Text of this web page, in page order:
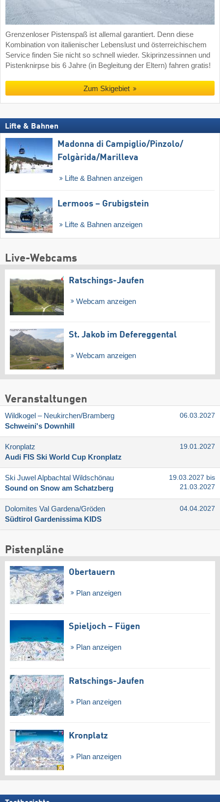
Grenzenloser Pistenspaß ist allemal garantiert. Denn diese
Kombination von italienischer Lebenslust und österreichischem
Service finden Sie nicht so schnell wieder. Skiprinzessinnen und
Pistenknirpse bis 6 Jahre (in Begleitung der Eltern) fahren gratis!
Zum Skigebiet
Lifte & Bahnen
Madonna di Campiglio/​Pinzolo/​
Folgàrida/​Marilleva
Lifte & Bahnen anzeigen
Lermoos – Grubigstein
Lifte & Bahnen anzeigen
Live-Webcams
Ratschings-Jaufen
Webcam anzeigen
St. Jakob im Defereggental
Webcam anzeigen
Veranstaltungen
Wildkogel – Neukirchen/​Bramberg
Schweini's Downhill
06.03.2027
Kronplatz
Audi FIS Ski World Cup Kronplatz
19.01.2027
Ski Juwel Alpbachtal Wildschönau
Sound on Snow am Schatzberg
19.03.2027 bis
21.03.2027
Dolomites Val Gardena/​Gröden
Südtirol Gardenissima KIDS
04.04.2027
Pistenpläne
Obertauern
Plan anzeigen
Spieljoch – Fügen
Plan anzeigen
Ratschings-Jaufen
Plan anzeigen
Kronplatz
Plan anzeigen